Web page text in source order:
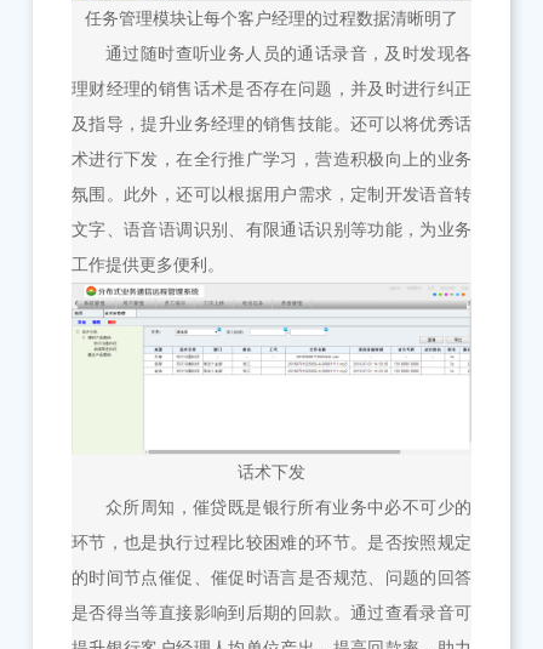
任务管理模块让每个客户经理的过程数据清晰明了
通过随时查听业务人员的通话录音，及时发现各
理财经理的销售话术是否存在问题，并及时进行纠正
及指导，提升业务经理的销售技能。还可以将优秀话
术进行下发，在全行推广学习，营造积极向上的业务
氛围。此外，还可以根据用户需求，定制开发语音转
文字、语音语调识别、有限通话识别等功能，为业务
工作提供更多便利。
话术下发
众所周知，催贷既是银行所有业务中必不可少的
环节，也是执行过程比较困难的环节。是否按照规定
的时间节点催促、催促时语言是否规范、问题的回答
是否得当等直接影响到后期的回款。通过查看录音可